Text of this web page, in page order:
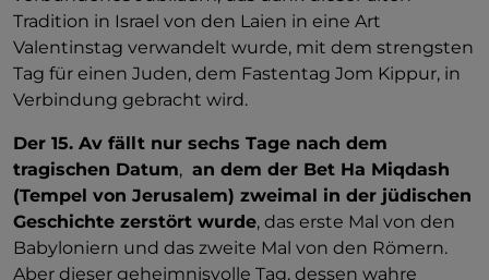
Tradition in Israel von den Laien in eine Art
Valentinstag verwandelt wurde, mit dem strengsten
Tag für einen Juden, dem Fastentag Jom Kippur, in
Verbindung gebracht wird.
Der 15. Av fällt nur sechs Tage nach dem
tragischen Datum, an dem der Bet Ha Miqdash
(Tempel von Jerusalem) zweimal in der jüdischen
Geschichte zerstört wurde, das erste Mal von den
Babyloniern und das zweite Mal von den Römern.
Aber dieser geheimnisvolle Tag, dessen wahre